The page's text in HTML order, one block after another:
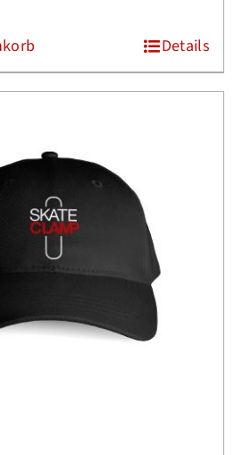
Details